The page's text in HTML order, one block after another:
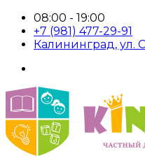
08:00 - 19:00
+7 (981) 477-29-91
Калининград, ул.